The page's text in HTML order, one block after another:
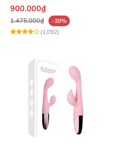
900.000₫
1.475.000₫
-39%
(1,092)